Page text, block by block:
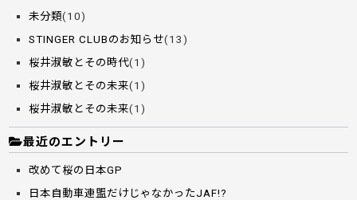
未分類(10)
STINGER CLUBのお知らせ(13)
桜井淑敏とその時代(1)
桜井淑敏とその未来(1)
桜井淑敏とその未来(1)
最近のエントリー
改めて桜の日本GP
日本自動車連盟だけじゃなかったJAF!?